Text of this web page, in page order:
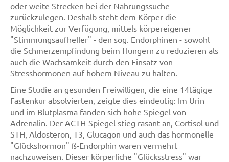
oder weite Strecken bei der Nahrungssuche
zurückzulegen. Deshalb steht dem Körper die
Möglichkeit zur Verfügung, mittels körpereigener
"Stimmungsaufheller" - den sog. Endorphinen - sowohl
die Schmerzempfindung beim Hungern zu reduzieren als
auch die Wachsamkeit durch den Einsatz von
Stresshormonen auf hohem Niveau zu halten.
Eine Studie an gesunden Freiwilligen, die eine 14tägige
Fastenkur absolvierten, zeigte dies eindeutig: Im Urin
und im Blutplasma fanden sich hohe Spiegel von
Adrenalin. Der ACTH-Spiegel stieg rasant an, Cortisol und
STH, Aldosteron, T3, Glucagon und auch das hormonelle
"Glückshormon" ß-Endorphin waren vermehrt
nachzuweisen. Dieser körperliche "Glücksstress" war